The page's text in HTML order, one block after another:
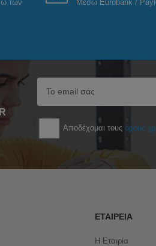
των
Μέσω Eurobank /
Αποδέχομαι τουςόρους
ΕΤΑΙΡΕΊΑ
Η Εταιρία